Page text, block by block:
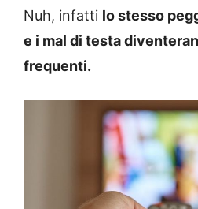
Nuh, infatti lo stesso
e i mal di testa
frequenti.